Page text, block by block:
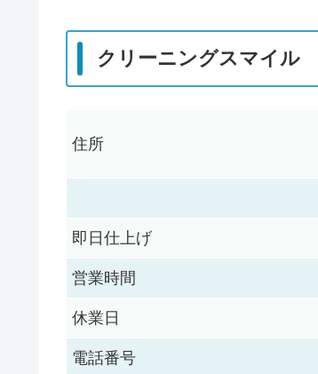
クリーニングスマイル
住所
即日仕上げ
営業時間
休業日
電話番号